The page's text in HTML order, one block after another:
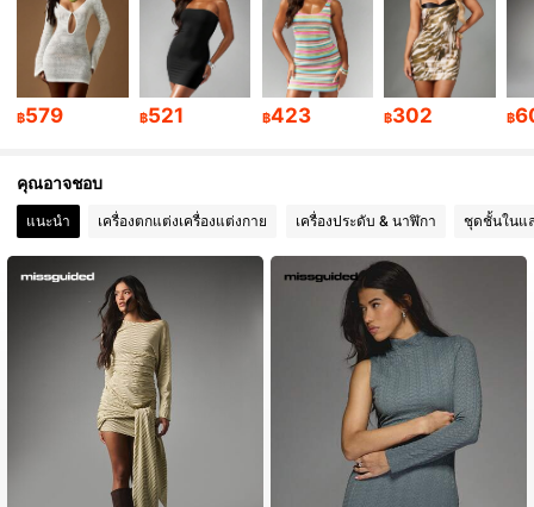
4.88 3M ผู้ติดตาม
4.88 3M ผู้ติดตาม
4.88 3M ผู้ติดตาม
฿579 ฿521 ฿423 ฿302 ฿
คุณอาจชอบ
แนะนำ เครื่องตกแต่งเครื่องแต่งกาย เครื่องประดับ & นาฬิกา ชุดชั้นในแ